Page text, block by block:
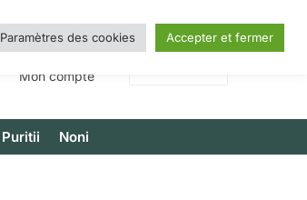
Mon compte
Puritii Noni
Paramètres des cookies Accepter et fermer